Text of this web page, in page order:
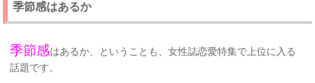
季節感はあるか
季節感はあるか、ということも、女性誌恋愛特集で上位に入る
話題です。